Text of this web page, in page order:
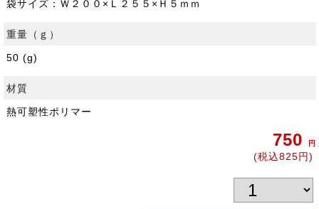
袋サイズ：Ｗ２００×Ｌ２５５×Ｈ５ｍｍ
重量（ｇ）
50 (g)
材質
熱可塑性ポリマー
750 円
(税込825円)